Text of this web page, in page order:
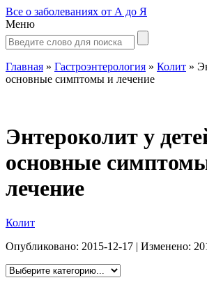
Все о заболеваниях от А до Я
Меню
Главная » Гастроэнтерология » Колит »
основные симптомы и лечение
Энтероколит у
основные
лечение
Колит
Опубликовано: 2015-12-17 | Изменено: